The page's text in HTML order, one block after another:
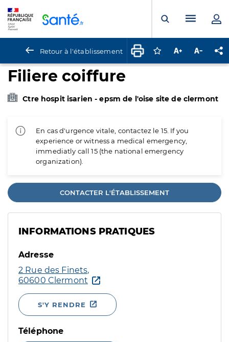
Ouvrir laMenu
Retour à l'établissement Connectez-vous
Augmenter la
Filiere coiffure
Ctre hospit isarien - epsm de l'oise site de clermont
En cas d'urgence vitale, contactez le 15. If you
experience or witness a medical emergency,
immediatly call 15 (the national emergency
organization).
CONTACTER L'ÉTABLISSEMENT
INFORMATIONS PRATIQUES
Adresse
2 Rue des Finets,
60600 Clermont
S'Y RENDRE
Téléphone